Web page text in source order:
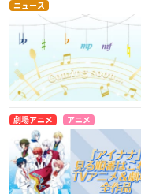
ニュース
劇場アニメ アニメ